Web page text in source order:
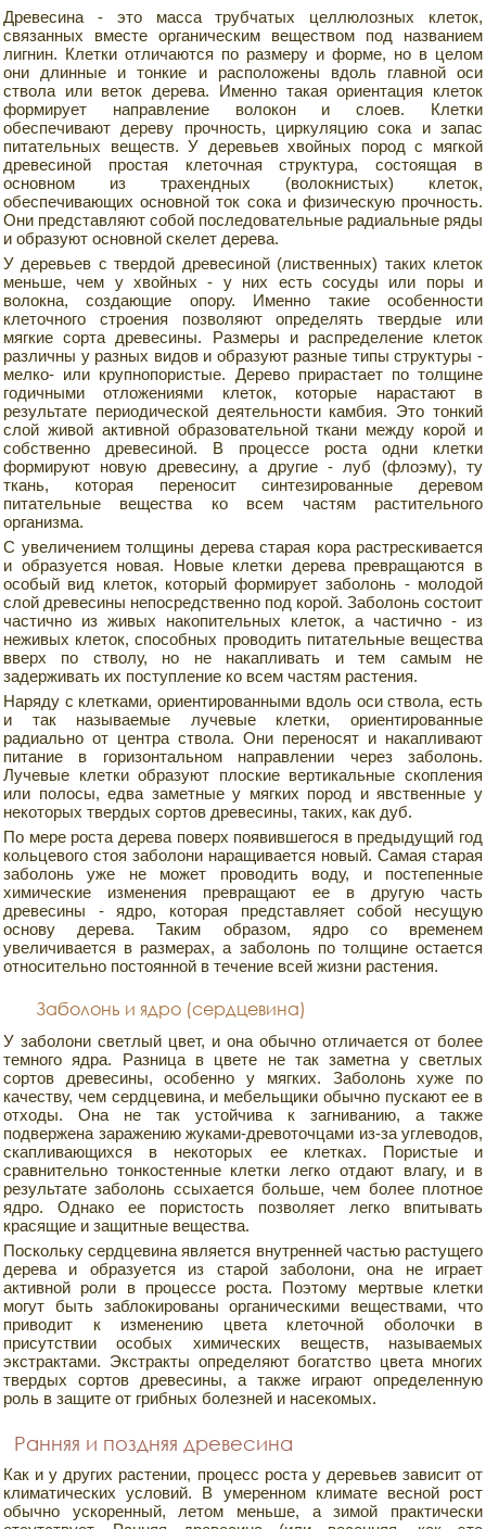
Древесина - это масса трубчатых целлюлозных клеток,
связанных вместе органическим веществом под названием
лигнин. Клетки отличаются по размеру и форме, но в целом
они длинные и тонкие и расположены вдоль главной оси
ствола или веток дерева. Именно такая ориентация клеток
формирует направление волокон и слоев. Клетки
обеспечивают дереву прочность, циркуляцию сока и запас
питательных веществ. У деревьев хвойных пород с мягкой
древесиной простая клеточная структура, состоящая в
основном из трахендных (волокнистых) клеток,
обеспечивающих основной ток сока и физическую прочность.
Они представляют собой последовательные радиальные ряды
и образуют основной скелет дерева.
У деревьев с твердой древесиной (лиственных) таких клеток
меньше, чем у хвойных - у них есть сосуды или поры и
волокна, создающие опору. Именно такие особенности
клеточного строения позволяют определять твердые или
мягкие сорта древесины. Размеры и распределение клеток
различны у разных видов и образуют разные типы структуры -
мелко- или крупнопористые. Дерево прирастает по толщине
годичными отложениями клеток, которые нарастают в
результате периодической деятельности камбия. Это тонкий
слой живой активной образовательной ткани между корой и
собственно древесиной. В процессе роста одни клетки
формируют новую древесину, а другие - луб (флоэму), ту
ткань, которая переносит синтезированные деревом
питательные вещества ко всем частям растительного
организма.
С увеличением толщины дерева старая кора растрескивается
и образуется новая. Новые клетки дерева превращаются в
особый вид клеток, который формирует заболонь - молодой
слой древесины непосредственно под корой. Заболонь состоит
частично из живых накопительных клеток, а частично - из
неживых клеток, способных проводить питательные вещества
вверх по стволу, но не накапливать и тем самым не
задерживать их поступление ко всем частям растения.
Наряду с клетками, ориентированными вдоль оси ствола, есть
и так называемые лучевые клетки, ориентированные
радиально от центра ствола. Они переносят и накапливают
питание в горизонтальном направлении через заболонь.
Лучевые клетки образуют плоские вертикальные скопления
или полосы, едва заметные у мягких пород и явственные у
некоторых твердых сортов древесины, таких, как дуб.
По мере роста дерева поверх появившегося в предыдущий год
кольцевого стоя заболони наращивается новый. Самая старая
заболонь уже не может проводить воду, и постепенные
химические изменения превращают ее в другую часть
древесины - ядро, которая представляет собой несущую
основу дерева. Таким образом, ядро со временем
увеличивается в размерах, а заболонь по толщине остается
относительно постоянной в течение всей жизни растения.
Заболонь и ядро (сердцевина)
У заболони светлый цвет, и она обычно отличается от более
темного ядра. Разница в цвете не так заметна у светлых
сортов древесины, особенно у мягких. Заболонь хуже по
качеству, чем сердцевина, и мебельщики обычно пускают ее в
отходы. Она не так устойчива к загниванию, а также
подвержена заражению жуками-древоточцами из-за углеводов,
скапливающихся в некоторых ее клетках. Пористые и
сравнительно тонкостенные клетки легко отдают влагу, и в
результате заболонь ссыхается больше, чем более плотное
ядро. Однако ее пористость позволяет легко впитывать
красящие и защитные вещества.
Поскольку сердцевина является внутренней частью растущего
дерева и образуется из старой заболони, она не играет
активной роли в процессе роста. Поэтому мертвые клетки
могут быть заблокированы органическими веществами, что
приводит к изменению цвета клеточной оболочки в
присутствии особых химических веществ, называемых
экстрактами. Экстракты определяют богатство цвета многих
твердых сортов древесины, а также играют определенную
роль в защите от грибных болезней и насекомых.
Ранняя и поздняя древесина
Как и у других растении, процесс роста у деревьев зависит от
климатических условий. В умеренном климате весной рост
обычно ускоренный, летом меньше, а зимой практически